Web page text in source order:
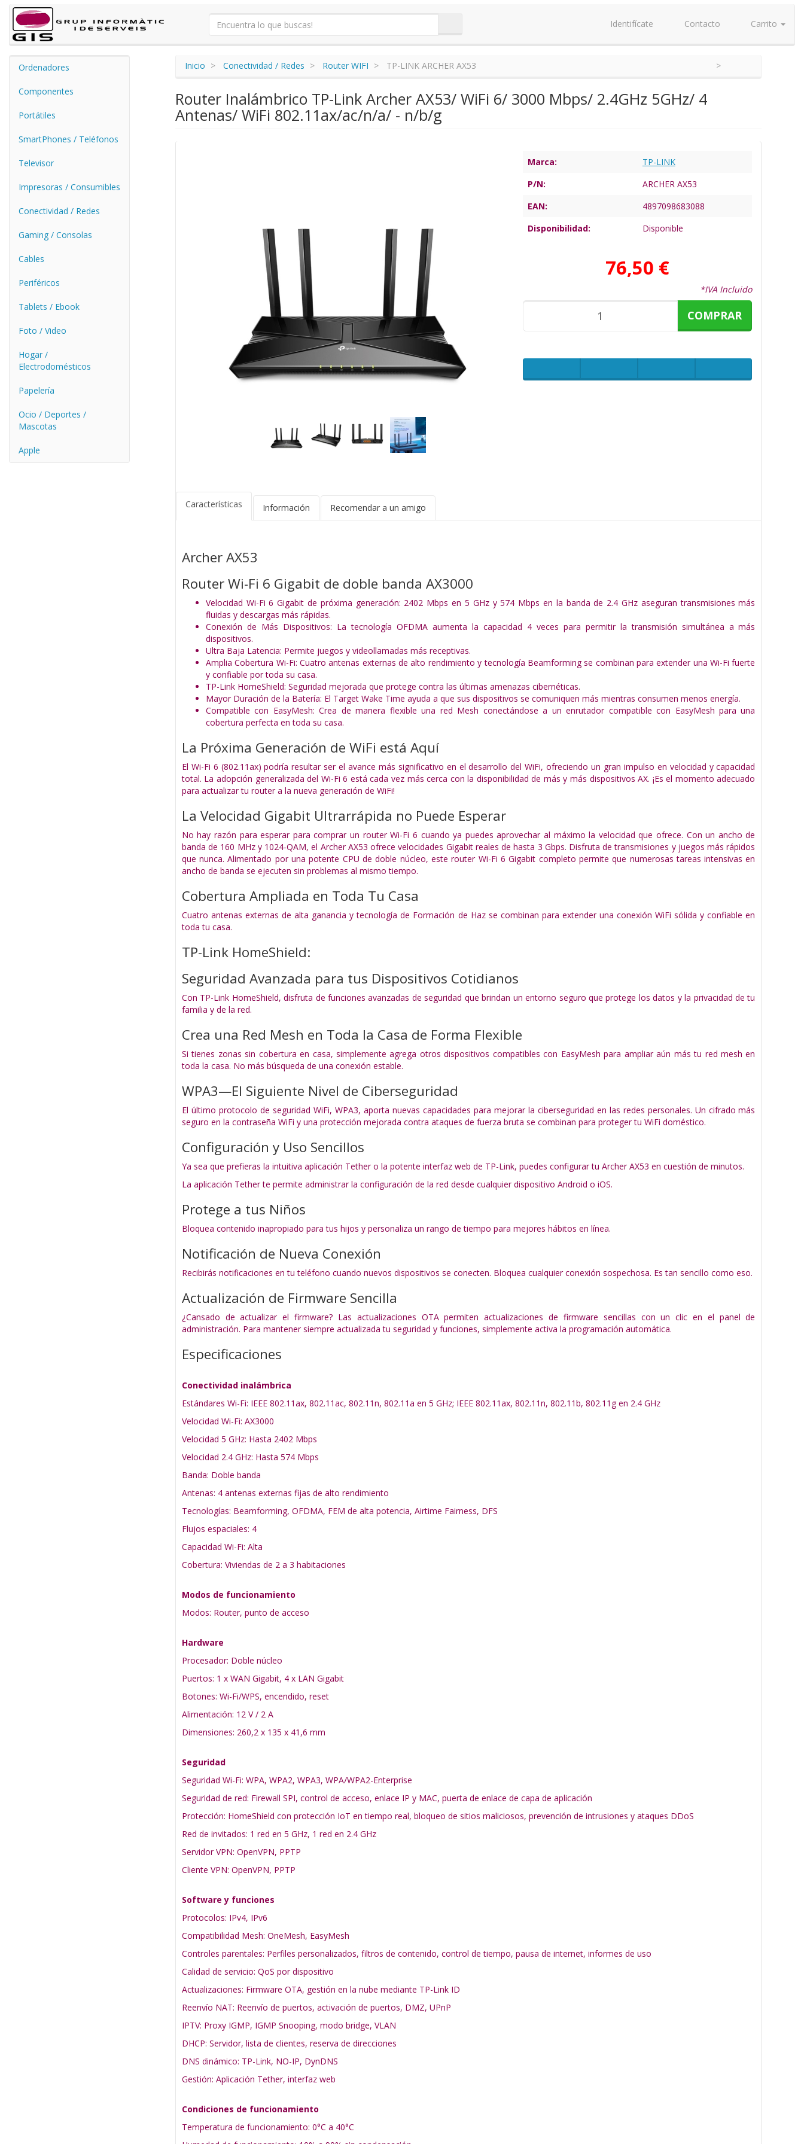
Identifícate Contacto Carrito
Ordenadores
Componentes
Portátiles
SmartPhones / Teléfonos
Televisor
Impresoras / Consumibles
Conectividad / Redes
Gaming / Consolas
Cables
Periféricos
Tablets / Ebook
Foto / Video
Hogar /
Electrodomésticos
Papelería
Ocio / Deportes /
Mascotas
Apple
Inicio Conectividad / Redes Router WIFI TP-LINK ARCHER AX53
Router Inalámbrico TP-Link Archer AX53/ WiFi 6/ 3000 Mbps/ 2.4GHz 5GHz/ 4
Antenas/ WiFi 802.11ax/ac/n/a/ - n/b/g
Marca:
TP-LINK
P/N:
ARCHER AX53
EAN:
4897098683088
Disponibilidad:
Disponible
76,50 €
*IVA Incluido
COMPRAR
Características Información Recomendar a un amigo
Archer AX53
Router Wi-Fi 6 Gigabit de doble banda AX3000
Velocidad Wi-Fi 6 Gigabit de próxima generación: 2402 Mbps en 5 GHz y 574 Mbps en la banda de 2.4 GHz aseguran transmisiones más
fluidas y descargas más rápidas.
Conexión de Más Dispositivos: La tecnología OFDMA aumenta la capacidad 4 veces para permitir la transmisión simultánea a más
dispositivos.
Ultra Baja Latencia: Permite juegos y videollamadas más receptivas.
Amplia Cobertura Wi-Fi: Cuatro antenas externas de alto rendimiento y tecnología Beamforming se combinan para extender una Wi-Fi fuerte
y confiable por toda su casa.
TP-Link HomeShield: Seguridad mejorada que protege contra las últimas amenazas cibernéticas.
Mayor Duración de la Batería: El Target Wake Time ayuda a que sus dispositivos se comuniquen más mientras consumen menos energía.
Compatible con EasyMesh: Crea de manera flexible una red Mesh conectándose a un enrutador compatible con EasyMesh para una
cobertura perfecta en toda su casa.
La Próxima Generación de WiFi está Aquí
El Wi-Fi 6 (802.11ax) podría resultar ser el avance más significativo en el desarrollo del WiFi, ofreciendo un gran impulso en velocidad y capacidad
total. La adopción generalizada del Wi-Fi 6 está cada vez más cerca con la disponibilidad de más y más dispositivos AX. ¡Es el momento adecuado
para actualizar tu router a la nueva generación de WiFi!
La Velocidad Gigabit Ultrarrápida no Puede Esperar
No hay razón para esperar para comprar un router Wi-Fi 6 cuando ya puedes aprovechar al máximo la velocidad que ofrece. Con un ancho de
banda de 160 MHz y 1024-QAM, el Archer AX53 ofrece velocidades Gigabit reales de hasta 3 Gbps. Disfruta de transmisiones y juegos más rápidos
que nunca. Alimentado por una potente CPU de doble núcleo, este router Wi-Fi 6 Gigabit completo permite que numerosas tareas intensivas en
ancho de banda se ejecuten sin problemas al mismo tiempo.
Cobertura Ampliada en Toda Tu Casa
Cuatro antenas externas de alta ganancia y tecnología de Formación de Haz se combinan para extender una conexión WiFi sólida y confiable en
toda tu casa.
TP-Link HomeShield:
Seguridad Avanzada para tus Dispositivos Cotidianos
Con TP-Link HomeShield, disfruta de funciones avanzadas de seguridad que brindan un entorno seguro que protege los datos y la privacidad de tu
familia y de la red.
Crea una Red Mesh en Toda la Casa de Forma Flexible
Si tienes zonas sin cobertura en casa, simplemente agrega otros dispositivos compatibles con EasyMesh para ampliar aún más tu red mesh en
toda la casa. No más búsqueda de una conexión estable.
WPA3—El Siguiente Nivel de Ciberseguridad
El último protocolo de seguridad WiFi, WPA3, aporta nuevas capacidades para mejorar la ciberseguridad en las redes personales. Un cifrado más
seguro en la contraseña WiFi y una protección mejorada contra ataques de fuerza bruta se combinan para proteger tu WiFi doméstico.
Configuración y Uso Sencillos
Ya sea que prefieras la intuitiva aplicación Tether o la potente interfaz web de TP-Link, puedes configurar tu Archer AX53 en cuestión de minutos.
La aplicación Tether te permite administrar la configuración de la red desde cualquier dispositivo Android o iOS.
Protege a tus Niños
Bloquea contenido inapropiado para tus hijos y personaliza un rango de tiempo para mejores hábitos en línea.
Notificación de Nueva Conexión
Recibirás notificaciones en tu teléfono cuando nuevos dispositivos se conecten. Bloquea cualquier conexión sospechosa. Es tan sencillo como eso.
Actualización de Firmware Sencilla
¿Cansado de actualizar el firmware? Las actualizaciones OTA permiten actualizaciones de firmware sencillas con un clic en el panel de
administración. Para mantener siempre actualizada tu seguridad y funciones, simplemente activa la programación automática.
Especificaciones
Conectividad inalámbrica
Estándares Wi-Fi: IEEE 802.11ax, 802.11ac, 802.11n, 802.11a en 5 GHz; IEEE 802.11ax, 802.11n, 802.11b, 802.11g en 2.4 GHz
Velocidad Wi-Fi: AX3000
Velocidad 5 GHz: Hasta 2402 Mbps
Velocidad 2.4 GHz: Hasta 574 Mbps
Banda: Doble banda
Antenas: 4 antenas externas fijas de alto rendimiento
Tecnologías: Beamforming, OFDMA, FEM de alta potencia, Airtime Fairness, DFS
Flujos espaciales: 4
Capacidad Wi-Fi: Alta
Cobertura: Viviendas de 2 a 3 habitaciones
Modos de funcionamiento
Modos: Router, punto de acceso
Hardware
Procesador: Doble núcleo
Puertos: 1 x WAN Gigabit, 4 x LAN Gigabit
Botones: Wi-Fi/WPS, encendido, reset
Alimentación: 12 V / 2 A
Dimensiones: 260,2 x 135 x 41,6 mm
Seguridad
Seguridad Wi-Fi: WPA, WPA2, WPA3, WPA/WPA2-Enterprise
Seguridad de red: Firewall SPI, control de acceso, enlace IP y MAC, puerta de enlace de capa de aplicación
Protección: HomeShield con protección IoT en tiempo real, bloqueo de sitios maliciosos, prevención de intrusiones y ataques DDoS
Red de invitados: 1 red en 5 GHz, 1 red en 2.4 GHz
Servidor VPN: OpenVPN, PPTP
Cliente VPN: OpenVPN, PPTP
Software y funciones
Protocolos: IPv4, IPv6
Compatibilidad Mesh: OneMesh, EasyMesh
Controles parentales: Perfiles personalizados, filtros de contenido, control de tiempo, pausa de internet, informes de uso
Calidad de servicio: QoS por dispositivo
Actualizaciones: Firmware OTA, gestión en la nube mediante TP-Link ID
Reenvío NAT: Reenvío de puertos, activación de puertos, DMZ, UPnP
IPTV: Proxy IGMP, IGMP Snooping, modo bridge, VLAN
DHCP: Servidor, lista de clientes, reserva de direcciones
DNS dinámico: TP-Link, NO-IP, DynDNS
Gestión: Aplicación Tether, interfaz web
Condiciones de funcionamiento
Temperatura de funcionamiento: 0°C a 40°C